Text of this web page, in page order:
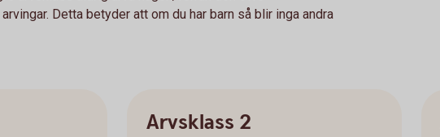
Detta betyder att om du har barn så blir inga andra
Arvsklass 2